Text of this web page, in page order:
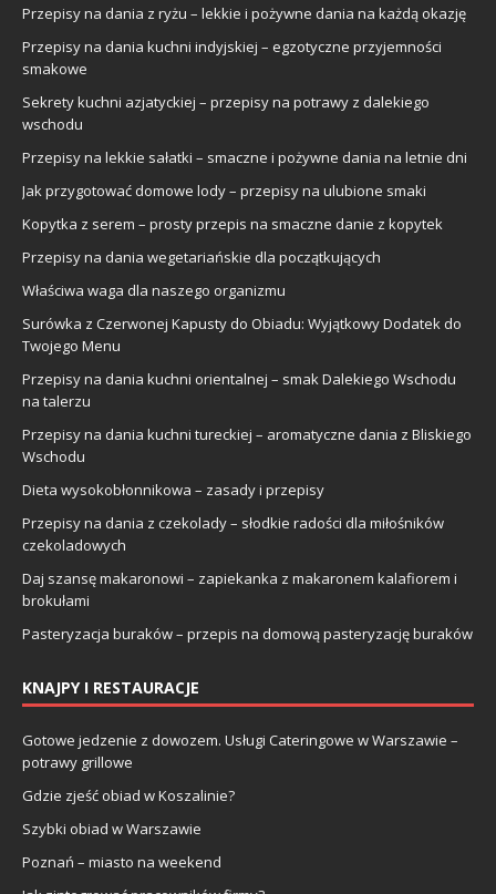
Przepisy na dania z ryżu – lekkie i pożywne dania na każdą okazję
Przepisy na dania kuchni indyjskiej – egzotyczne przyjemności
smakowe
Sekrety kuchni azjatyckiej – przepisy na potrawy z dalekiego
wschodu
Przepisy na lekkie sałatki – smaczne i pożywne dania na letnie dni
Jak przygotować domowe lody – przepisy na ulubione smaki
Kopytka z serem – prosty przepis na smaczne danie z kopytek
Przepisy na dania wegetariańskie dla początkujących
Właściwa waga dla naszego organizmu
Surówka z Czerwonej Kapusty do Obiadu: Wyjątkowy Dodatek do
Twojego Menu
Przepisy na dania kuchni orientalnej – smak Dalekiego Wschodu
na talerzu
Przepisy na dania kuchni tureckiej – aromatyczne dania z Bliskiego
Wschodu
Dieta wysokobłonnikowa – zasady i przepisy
Przepisy na dania z czekolady – słodkie radości dla miłośników
czekoladowych
Daj szansę makaronowi – zapiekanka z makaronem kalafiorem i
brokułami
Pasteryzacja buraków – przepis na domową pasteryzację buraków
KNAJPY I RESTAURACJE
Gotowe jedzenie z dowozem. Usługi Cateringowe w Warszawie –
potrawy grillowe
Gdzie zjeść obiad w Koszalinie?
Szybki obiad w Warszawie
Poznań – miasto na weekend